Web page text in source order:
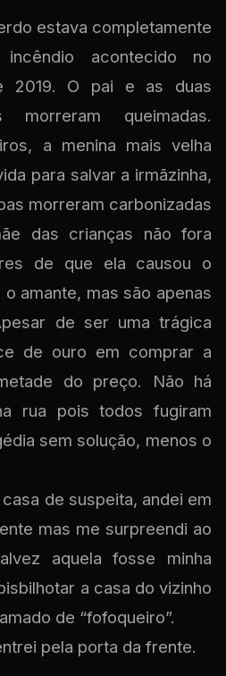
estava completamente
acontecido no
2019. O pai e as duas
morreram queimadas.
a menina mais velha
para salvar a irmãzinha,
morreram carbonizadas
das crianças não fora
de que ela causou o
amante, mas são apenas
de ser uma trágica
de ouro em comprar a
do preço. Não há
rua pois todos fugiram
sem solução, menos o
de suspeita, andei em
mas me surpreendi ao
aquela fosse minha
a casa do vizinho
de “fofoqueiro”.
pela porta da frente.